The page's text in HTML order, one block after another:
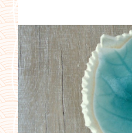
a propos
boutiques de
contact